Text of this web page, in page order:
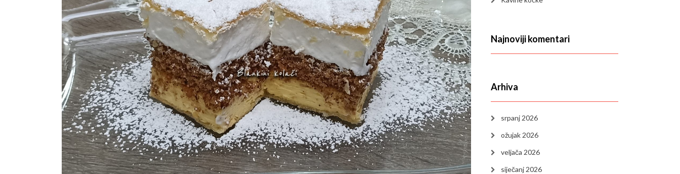
Najnoviji komentari
Arhiva
srpanj 2026
ožujak 2026
veljača 2026
siječanj 2026